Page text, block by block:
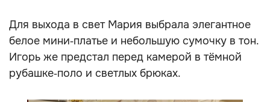
Для выхода в свет Мария выбрала элегантное
белое мини‑платье и небольшую сумочку в тон.
Игорь же предстал перед камерой в тёмной
рубашке‑поло и светлых брюках.